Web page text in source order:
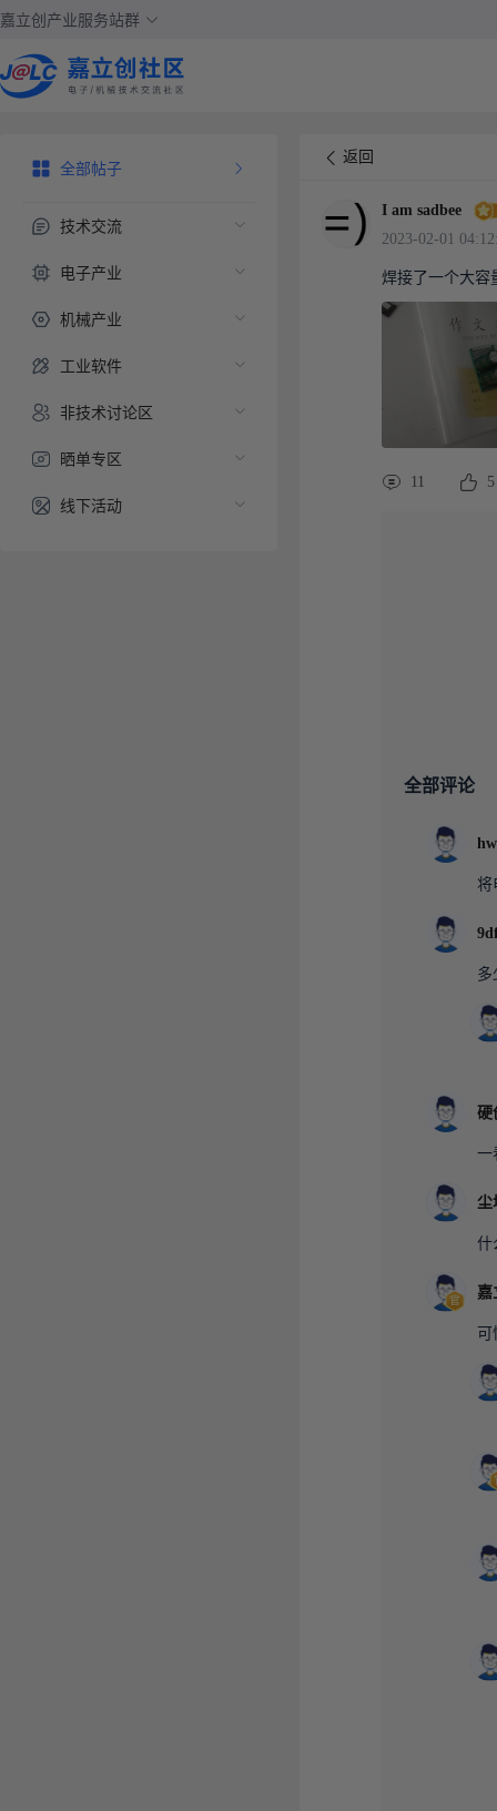
嘉立创产业服务站群
全部帖子
技术交流
电子产业
机械产业
工业软件
非技术讨论区
晒单专区
线下活动
返回
I am sadbee
2023-02-01
焊接了一个大
11 5
全部评论
多
一
尘
什
嘉